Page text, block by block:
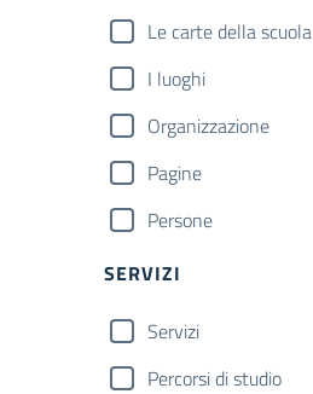
Le carte della scuola
I luoghi
Organizzazione
Pagine
Persone
SERVIZI
Servizi
Percorsi di studio